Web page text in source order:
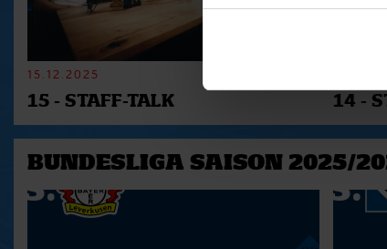
Informationen über
Wir verwenden Cookies,
Website an unsere
möglicherweise mit
der Dienste gesammelt
15.12.2025
15 - STAFF-TALK 14 -
BUNDESLIGA SAISON 2025/